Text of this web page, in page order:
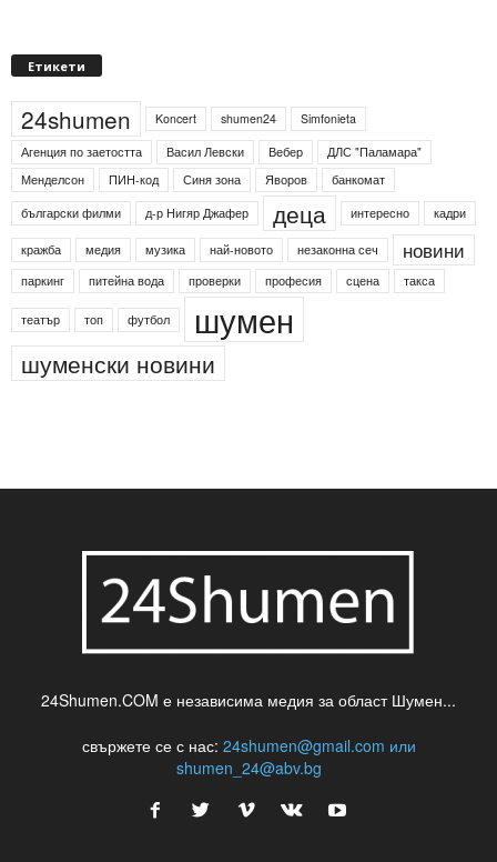
Етикети
24shumen Koncert shumen24
Simfonieta
Агенция по заетостта
Васил Левски Вебер
ДЛС "Паламара"
Менделсон
ПИН-код Синя зона Яворов
банкомат
български филми
д-р Нигяр Джафер деца интересно кадри
кражба медия музика най-новото незаконна сеч новини
паркинг питейна вода проверки професия сцена такса
театър топ футбол шумен
шуменски новини
24Shumen.COM е независима медия за област Шумен...
свържете се с нас: 24shumen@gmail.com или
shumen_24@abv.bg